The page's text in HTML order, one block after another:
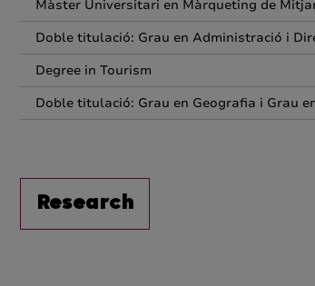
Màster Universitari en Màrqueting de
Doble titulació: Grau en Administració i
Degree in Tourism
Doble titulació: Grau en Geografia i Grau
Research